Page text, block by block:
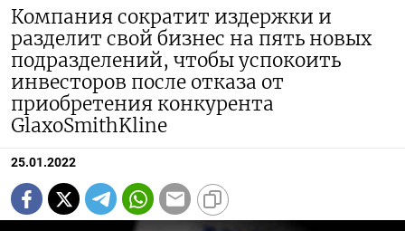
Компания сократит издержки и
разделит свой бизнес на пять новых
подразделений, чтобы успокоить
инвесторов после отказа от
приобретения конкурента
GlaxoSmithKline
25.01.2022